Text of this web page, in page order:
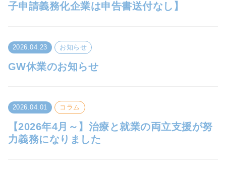
子申請義務化企業は申告書送付なし】
2026.04.23 お知らせ
GW休業のお知らせ
2026.04.01 コラム
【2026年4月～】治療と就業の両立支援が努
力義務になりました